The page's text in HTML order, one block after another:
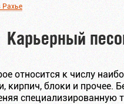
Рахье
Карьерный
относится к числу
кирпич, блоки и прочее.
специализированную